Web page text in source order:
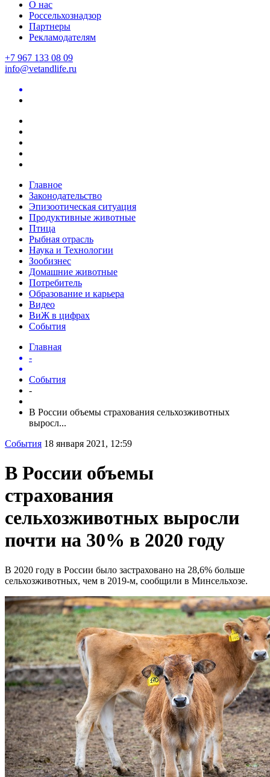
О нас
Россельхознадзор
Партнеры
Рекламодателям
+7 967 133 08 09
info@vetandlife.ru
Главное
Законодательство
Эпизоотическая ситуация
Продуктивные животные
Птица
Рыбная отрасль
Наука и Технологии
Зообизнес
Домашние животные
Потребитель
Образование и карьера
Видео
ВиЖ в цифрах
События
Главная
-
События
-
В России объемы страхования сельхозживотных
выросл...
События 18 января 2021, 12:59
В России объемы
страхования
сельхозживотных выросли
почти на 30% в 2020 году
В 2020 году в России было застраховано на 28,6% больше
сельхозживотных, чем в 2019-м, сообщили в Минсельхозе.